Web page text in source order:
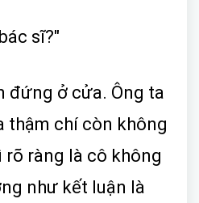
sĩ?"
đứng ở cửa. Ông ta
thậm chí còn không
rõ ràng là cô không
như kết luận là